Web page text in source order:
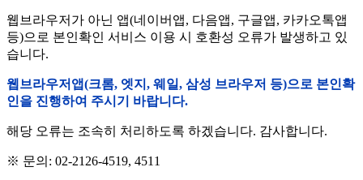
웹브라우저가 아닌 앱(네이버앱, 다음앱, 구글앱, 카카오톡앱
등)으로 본인확인 서비스 이용 시 호환성 오류가 발생하고 있
습니다.
웹브라우저앱(크롬, 엣지, 웨일, 삼성 브라우저 등)으로 본인확
인을 진행하여 주시기 바랍니다.
해당 오류는 조속히 처리하도록 하겠습니다. 감사합니다.
※ 문의: 02-2126-4519, 4511